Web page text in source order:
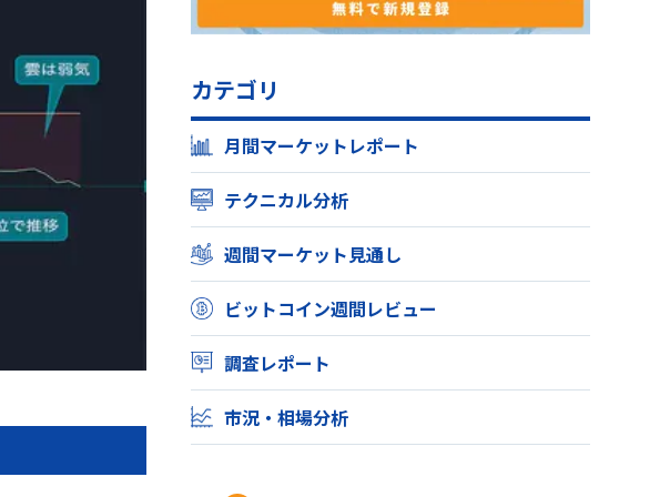
カテゴリ
月間マーケットレポート
テクニカル分析
週間マーケット見通し
ビットコイン週間レビュー
調査レポート
市況・相場分析